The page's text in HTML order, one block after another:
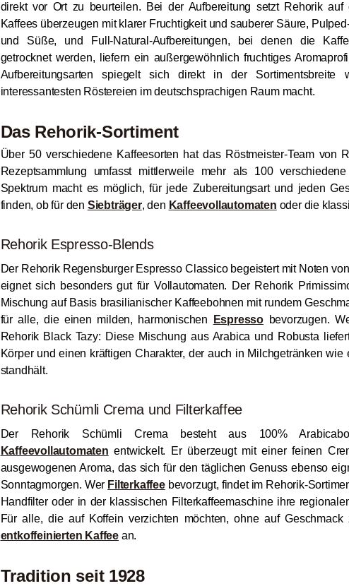
direkt vor Ort zu beurteilen. Bei der Aufbereitung setzt Rehorik auf
Kaffees überzeugen mit klarer Fruchtigkeit und sauberer Säure,
und Süße, und Full-Natural-Aufbereitungen, bei denen die
getrocknet werden, liefern ein außergewöhnlich fruchtiges
Aufbereitungsarten spiegelt sich direkt in der
interessantesten Röstereien im deutschsprachigen Raum macht.
Das Rehorik-Sortiment
Über 50 verschiedene Kaffeesorten hat das Röstmeister-Team von
Rezeptsammlung umfasst mittlerweile mehr als 100
Spektrum macht es möglich, für jede Zubereitungsart und jeden
finden, ob für den Siebträger, den Kaffeevollautomaten oder die
Rehorik Espresso-Blends
Der Rehorik Regensburger Espresso Classico begeistert mit Noten
eignet sich besonders gut für Vollautomaten. Der Rehorik
Mischung auf Basis brasilianischer Kaffeebohnen mit rundem
für alle, die einen milden, harmonischen
Espresso bevorzugen.
Rehorik Black Tazy: Diese Mischung aus Arabica und Robusta
Körper und einen kräftigen Charakter, der auch in Milchgetränken
standhält.
Rehorik Schümli Crema und Filterkaffee
Der Rehorik Schümli Crema besteht aus 100%
Kaffeevollautomaten entwickelt. Er überzeugt mit einer feinen
ausgewogenen Aroma, das sich für den täglichen Genuss ebenso
Sonntagmorgen. Wer Filterkaffeebevorzugt, findet im Rehorik-
Handfilter oder in der klassischen Filterkaffeemaschine ihre
Für alle, die auf Koffein verzichten möchten, ohne auf
entkoffeinierten Kaffeean.
Tradition seit 1928